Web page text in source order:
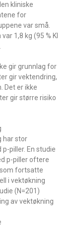
kliniske
for
var små.
1,8 kg (95 % KI
gir grunnlag for
gir vektendring,
Det er ikke
gir større risiko
har stor
piller. En studie
p-piller oftere
fortsatte
i vektøkning
(N=201)
av vektøkning